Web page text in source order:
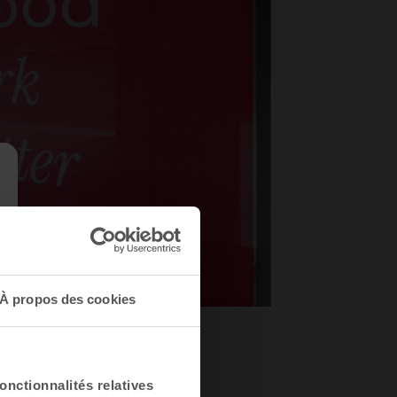
À propos des cookies
relatives